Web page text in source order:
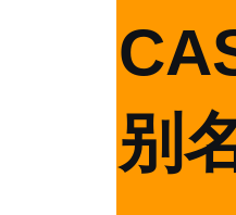
别